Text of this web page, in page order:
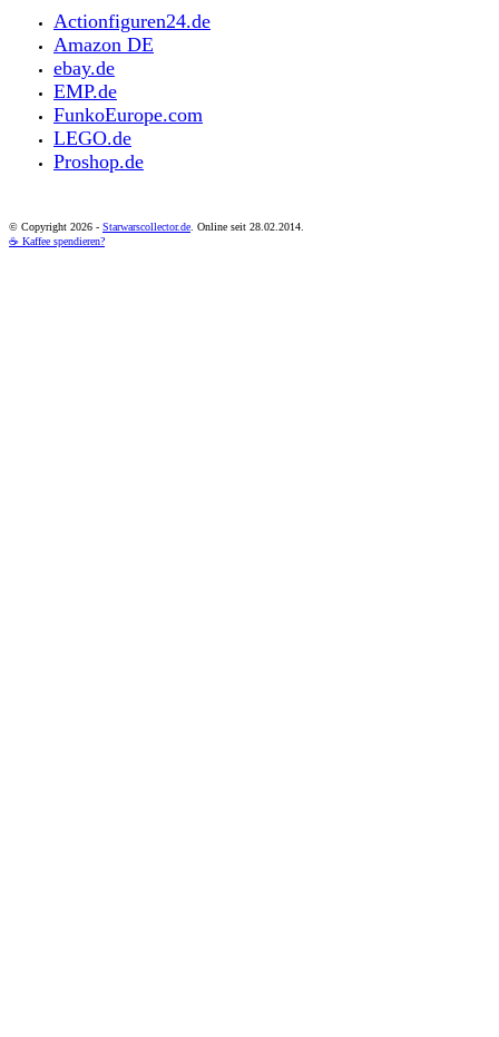
Actionfiguren24.de
Amazon DE
ebay.de
EMP.de
FunkoEurope.com
LEGO.de
Proshop.de
© Copyright 2026 - Starwarscollector.de . Online seit 28.02.2014.
☕ Kaffee spendieren?